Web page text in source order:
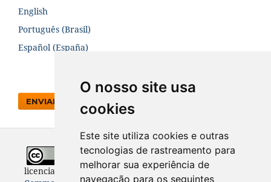
O nosso site usa
cookies
Este site utiliza cookies e outras
tecnologias de rastreamento para
melhorar sua experiência de
navegação para os seguintes
English
Português (Brasil)
Español (España)
ENVIAR SUBMISSÃO
Todo o conteúdo desta revista está
licenciado sob aLicençaInternacional Creative